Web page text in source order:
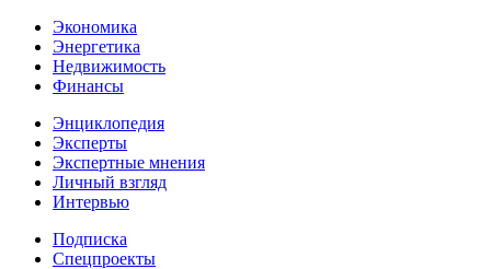
Экономика
Энергетика
Недвижимость
Финансы
Энциклопедия
Эксперты
Экспертные мнения
Личный взгляд
Интервью
Подписка
Спецпроекты